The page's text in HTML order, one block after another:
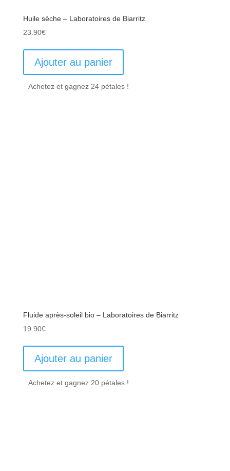
Huile sèche – Laboratoires de Biarritz
23.90€
Ajouter au panier
Achetez et gagnez 24 pétales !
Fluide après-soleil bio – Laboratoires de Biarritz
19.90€
Ajouter au panier
Achetez et gagnez 20 pétales !